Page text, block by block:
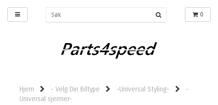
0
Hjem - Velg Din Biltype -Universal Styling-
-
Universal sjermer-